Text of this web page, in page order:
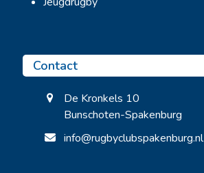
Contact
De Kronkels 10
Bunschoten-Spakenburg
info@rugbyclubspakenburg.nl